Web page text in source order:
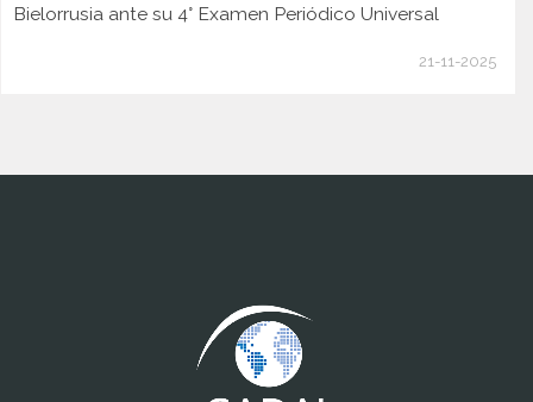
Bielorrusia ante su 4° Examen Periódico Universal
21-11-2025